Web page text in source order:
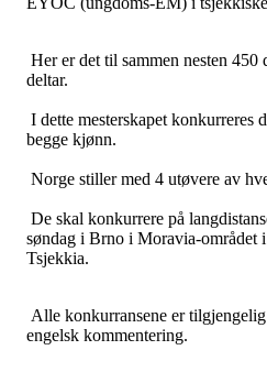
Her er det til sammen nesten 450
deltar.
I dette mesterskapet konkurreres
begge kjønn.
Norge stiller med 4 utøvere av
De skal konkurrere på
søndag i Brno i Moravia-området
Tsjekkia.
Alle konkurransene er
engelsk kommentering.